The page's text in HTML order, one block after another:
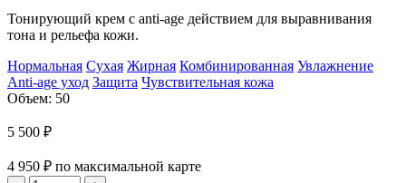
Тонирующий крем с anti-age действием для выравнивания
тона и рельефа кожи.
Нормальная Сухая Жирная Комбинированная Увлажнение
Anti-age уход Защита Чувствительная кожа
Объем: 50
5 500 ₽
4 950 ₽ по максимальной карте